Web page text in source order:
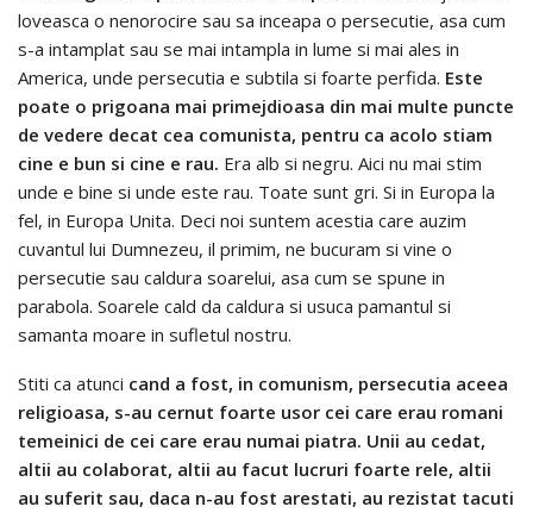
loveasca o nenorocire sau sa inceapa o persecutie, asa cum
s-a intamplat sau se mai intampla in lume si mai ales in
America, unde persecutia e subtila si foarte perfida. Este
poate o prigoana mai primejdioasa din mai multe puncte
de vedere decat cea comunista, pentru ca acolo stiam
cine e bun si cine e rau. Era alb si negru. Aici nu mai stim
unde e bine si unde este rau. Toate sunt gri. Si in Europa la
fel, in Europa Unita. Deci noi suntem acestia care auzim
cuvantul lui Dumnezeu, il primim, ne bucuram si vine o
persecutie sau caldura soarelui, asa cum se spune in
parabola. Soarele cald da caldura si usuca pamantul si
samanta moare in sufletul nostru.
Stiti ca atunci cand a fost, in comunism, persecutia aceea
religioasa, s-au cernut foarte usor cei care erau romani
temeinici de cei care erau numai piatra. Unii au cedat,
altii au colaborat, altii au facut lucruri foarte rele, altii
au suferit sau, daca n-au fost arestati, au rezistat tacuti